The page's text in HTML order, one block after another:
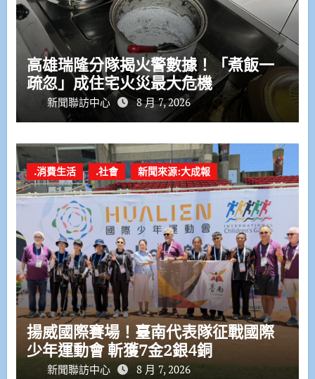
高雄瑞隆分隊揭火警數據！「煮飯一
疏忽」成住宅火災最大危機
新聞聯訪中心 8 月 7, 2026
.消費生活 .社會 新聞來源:大成報
揚威國際賽場！臺南代表隊征戰國際
少年運動會 斬獲7金2銀4銅
新聞聯訪中心 8 月 7, 2026